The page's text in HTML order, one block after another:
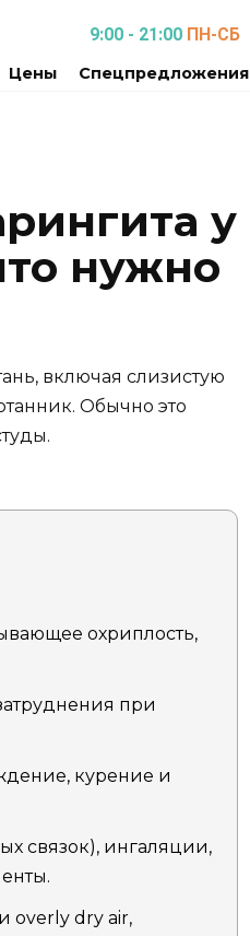
9:00 - 21:00 ПН-СБ
Цены Спецпредложения
у
нужно
включая слизистую
Обычно это
охриплость,
при
курение и
связок), ингаляции,
overly dry air,